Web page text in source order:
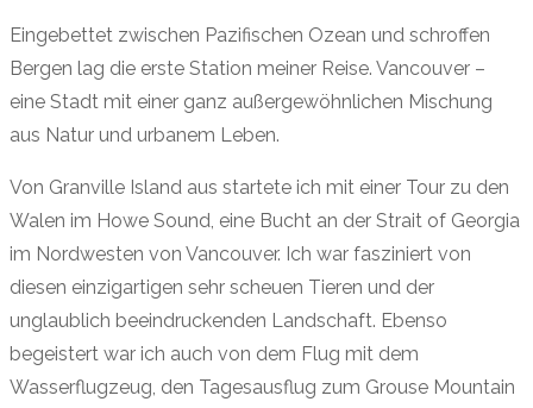
Eingebettet zwischen Pazifischen Ozean und schroffen
Bergen lag die erste Station meiner Reise. Vancouver –
eine Stadt mit einer ganz außergewöhnlichen Mischung
aus Natur und urbanem Leben.
Von Granville Island aus startete ich mit einer Tour zu den
Walen im Howe Sound, eine Bucht an der Strait of Georgia
im Nordwesten von Vancouver. Ich war fasziniert von
diesen einzigartigen sehr scheuen Tieren und der
unglaublich beeindruckenden Landschaft. Ebenso
begeistert war ich auch von dem Flug mit dem
Wasserflugzeug, den Tagesausflug zum Grouse Mountain